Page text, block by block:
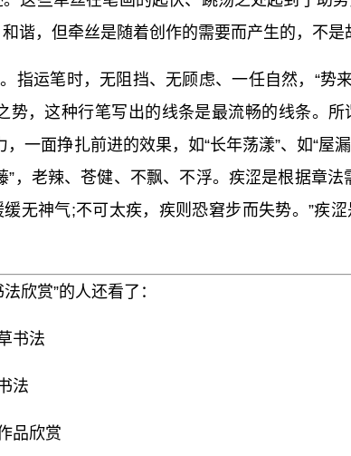
谐，但牵丝是随着创作的需要而产生的，不是
指运笔时，无阻挡、无顾虑、一任自然，“势
势，这种行笔写出的线条是最流畅的线条。所
，一面挣扎前进的效果，如“长年荡漾”、如“屋
”，老辣、苍健、不飘、不浮。疾涩是根据章
无神气;不可太疾，疾则恐窘步而失势。”疾
欣赏”的人还看了：
书法
法
品欣赏